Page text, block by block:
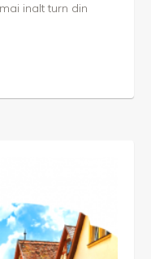
inalt turn din